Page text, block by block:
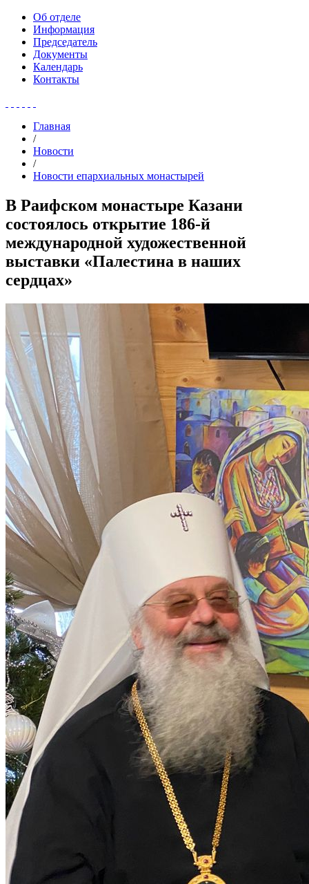
Об отделе
Информация
Председатель
Документы
Календарь
Контакты
Главная
/
Новости
/
Новости епархиальных монастырей
В Раифском монастыре Казани
состоялось открытие 186-й
международной художественной
выставки «Палестина в наших
сердцах»